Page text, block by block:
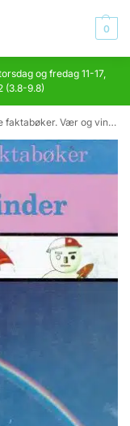
0
og fredag 11-17,
(3.8-9.8)
Vær og vinder.